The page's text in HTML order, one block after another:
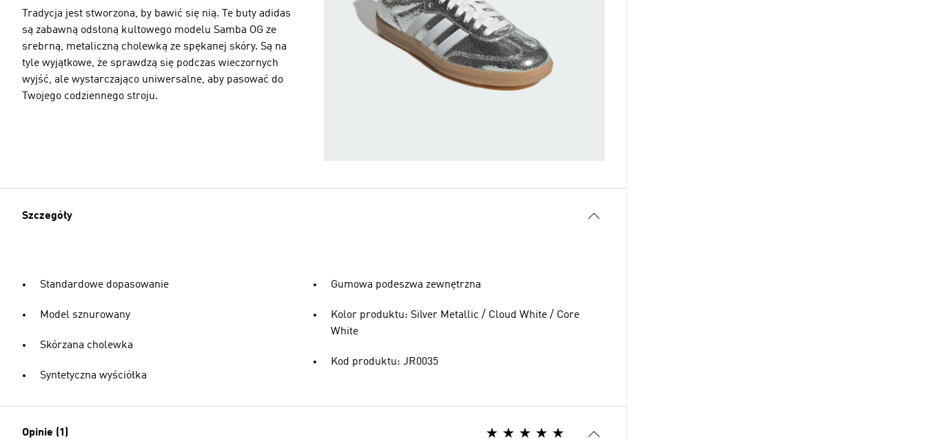
Tradycja jest stworzona, by bawić się nią. Te buty adidas
są zabawną odsłoną kultowego modelu Samba OG ze
srebrną, metaliczną cholewką ze spękanej skóry. Są na
tyle wyjątkowe, że sprawdzą się podczas wieczornych
wyjść, ale wystarczająco uniwersalne, aby pasować do
Twojego codziennego stroju.
Szczegóły
Standardowe dopasowanie
Model sznurowany
Skórzana cholewka
Syntetyczna wyściółka
Gumowa podeszwa zewnętrzna
Kolor produktu: Silver Metallic / Cloud White / Core
White
Kod produktu: JR0035
Opinie (1)